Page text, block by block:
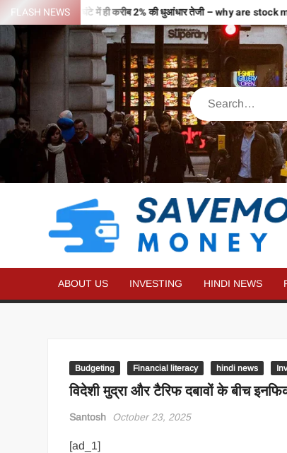
FLASH NEWS
से भरी उड़ान…2 घंटे में ही करीब 2% की धुआंधार तेजी – why are
ABOUT US INVESTING HINDI NEWS
Budgeting Financial literacy hindi news
विदेशी मुद्रा और टैरिफ दबावों के बीच
Santosh October 23, 2025
[ad_1]